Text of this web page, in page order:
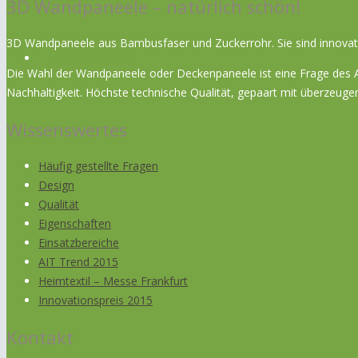
Design Ideen
Decken Design
3D Wandpaneele – natürlich schön!
3D Wandpaneele aus Bambusfaser und Zuckerrohr. Sie sind
Die Wahl der Wandpaneele oder Deckenpaneele ist eine Frage
Nachhaltigkeit. Höchste technische Qualität, gepaart mit
Wissenswertes
Häufig gestellte Fragen
Design
Qualität
Eigenschaften
Einsatzbereiche
AIT Trend 2015
Heimtextil – Messe Frankfurt
Innovationspreis 2015
Kontakt